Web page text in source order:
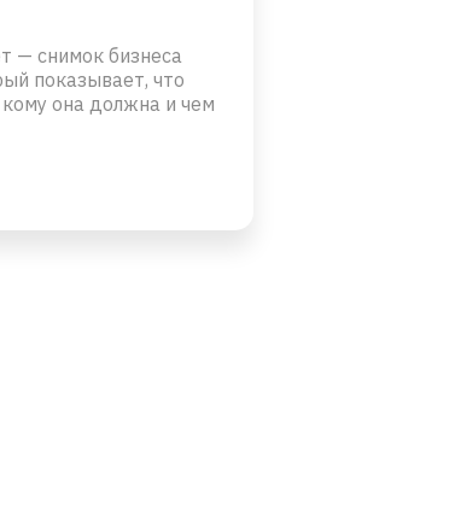
— снимок бизнеса
показывает, что
она должна и чем